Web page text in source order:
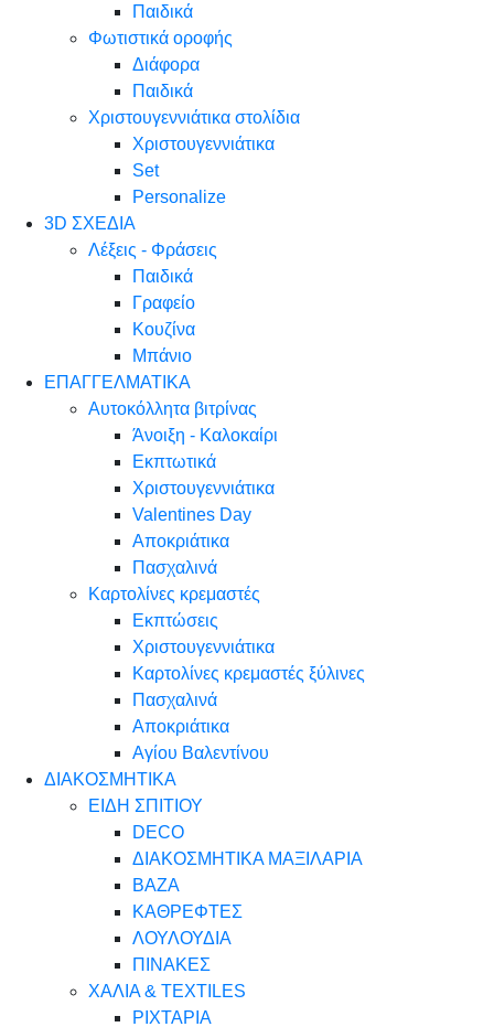
Παιδικά
Φωτιστικά οροφής
Διάφορα
Παιδικά
Χριστουγεννιάτικα στολίδια
Χριστουγεννιάτικα
Set
Personalize
3D ΣΧΕΔΙΑ
Λέξεις - Φράσεις
Παιδικά
Γραφείο
Κουζίνα
Μπάνιο
ΕΠΑΓΓΕΛΜΑΤΙΚΑ
Αυτοκόλλητα βιτρίνας
Άνοιξη - Καλοκαίρι
Εκπτωτικά
Χριστουγεννιάτικα
Valentines Day
Αποκριάτικα
Πασχαλινά
Καρτολίνες κρεμαστές
Εκπτώσεις
Χριστουγεννιάτικα
Καρτολίνες κρεμαστές ξύλινες
Πασχαλινά
Αποκριάτικα
Αγίου Βαλεντίνου
ΔΙΑΚΟΣΜΗΤΙΚΑ
ΕΙΔΗ ΣΠΙΤΙΟΥ
DECO
ΔΙΑΚΟΣΜΗΤΙΚΑ ΜΑΞΙΛΑΡΙΑ
ΒΑΖΑ
ΚΑΘΡΕΦΤΕΣ
ΛΟΥΛΟΥΔΙΑ
ΠΙΝΑΚΕΣ
ΧΑΛΙΑ & TEXTILES
ΡΙΧΤΑΡΙΑ